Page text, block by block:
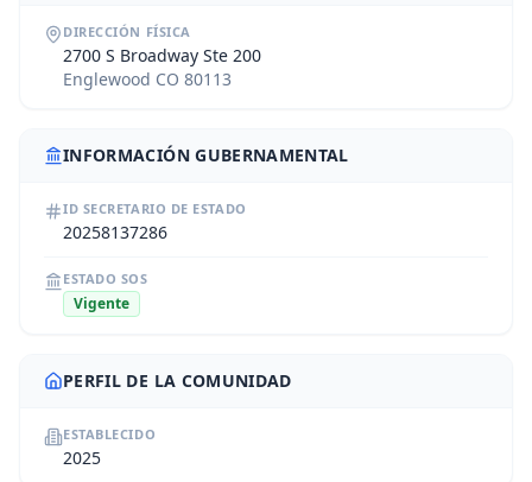
DIRECCIÓN FÍSICA
2700 S Broadway Ste 200
Englewood CO 80113
INFORMACIÓN GUBERNAMENTAL
ID SECRETARIO DE ESTADO
20258137286
ESTADO SOS
Vigente
PERFIL DE LA COMUNIDAD
ESTABLECIDO
2025